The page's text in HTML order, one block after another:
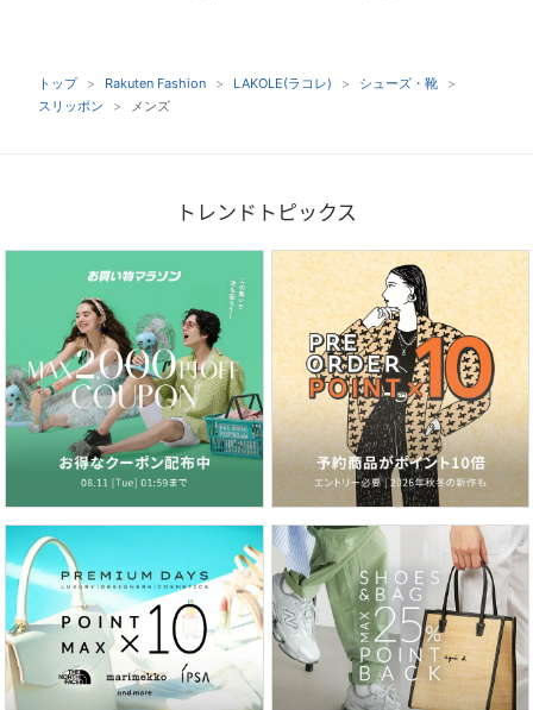
トップ Rakuten Fashion LAKOLE(ラコレ)
シューズ・靴
スリッポン
メンズ
トレンドトピックス